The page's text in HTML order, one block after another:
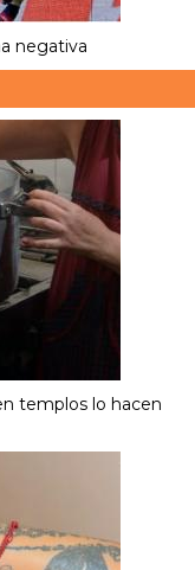
negativa
templos lo hacen